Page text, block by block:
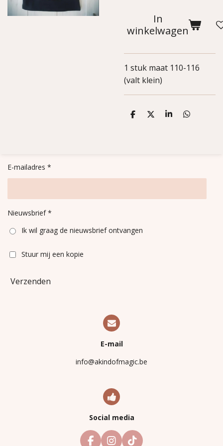
In
winkelwagen
1 stuk maat 110-116
(valt klein)
D
D
S
D
E-mailadres *
Nieuwsbrief *
Ik wil graag de nieuwsbrief ontvangen
Stuur mij een kopie
Verzenden
E-mail
info@akindofmagic.be
Social media